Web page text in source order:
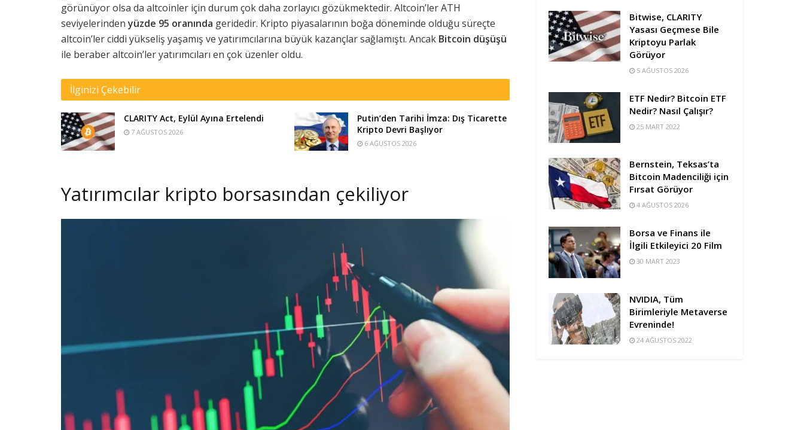
görünüyor olsa da altcoinler için durum çok daha zorlayıcı gözükmektedir. Altcoin’ler ATH
seviyelerindenyüzde 95 oranında geridedir. Kripto piyasalarının boğa döneminde olduğu süreçte
altcoin’ler ciddi yükseliş yaşamış ve yatırımcılarına büyük kazançlar sağlamıştı. Ancak Bitcoin düşüşü
ile beraber altcoin’ler yatırımcıları en çok üzenler oldu.
İlginizi Çekebilir
CLARITY Act, Eylül Ayına Ertelendi
7 AĞUSTOS 2026
Putin’den Tarihi İmza: Dış Ticarette
Kripto Devri Başlıyor
6 AĞUSTOS 2026
Yatırımcılar kripto borsasından çekiliyor
Bitwise, CLARITY
Yasası Geçmese Bile
Kriptoyu Parlak
Görüyor
5 AĞUSTOS 2026
ETF Nedir? Bitcoin ETF
Nedir? Nasıl Çalışır?
25 MART 2022
Bernstein, Teksas’ta
Bitcoin Madenciliği için
Fırsat Görüyor
4 AĞUSTOS 2026
Borsa ve Finans ile
İlgili Etkileyici 20 Film
30 MART 2023
NVIDIA, Tüm
Birimleriyle Metaverse
Evreninde!
24 AĞUSTOS 2022